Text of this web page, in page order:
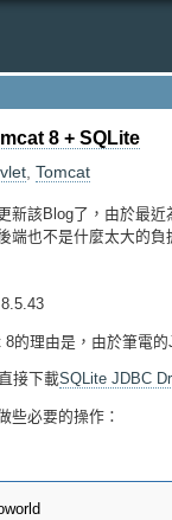
8 + SQLite
Tomcat
新該Blog了，由於最
端也不是什麼太大的
8的理由是，由於筆電
接下載SQLite JDBC
些必要的操作：
127.0.0.1    helloworld